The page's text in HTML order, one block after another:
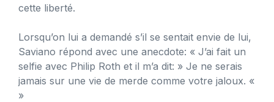
cette liberté.
Lorsqu’on lui a demandé s’il se sentait envie de lui,
Saviano répond avec une anecdote: « J’ai fait un
selfie avec Philip Roth et il m’a dit: » Je ne serais
jamais sur une vie de merde comme votre jaloux. «
»